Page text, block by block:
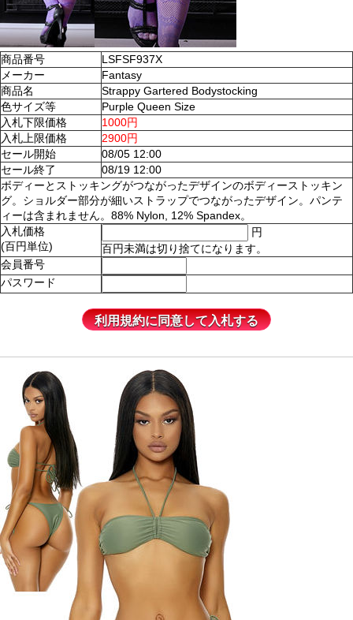
商品番号
LSFSF937X
メーカー
Fantasy
商品名
Strappy Gartered Bodystocking
色サイズ等
Purple Queen Size
入札下限価格
1000円
入札上限価格
2900円
セール開始
08/05 12:00
セール終了
08/19 12:00
ボディーとストッキングがつながったデザインのボディーストッキン
グ。ショルダー部分が細いストラップでつながったデザイン。パンテ
ィーは含まれません。88% Nylon, 12% Spandex。
入札価格
(百円単位)
円
百円未満は切り捨てになります。
会員番号
パスワード